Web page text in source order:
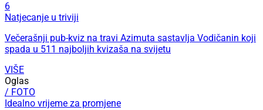
6
Natjecanje u triviji
Večerašnji pub-kviz na travi Azimuta sastavlja Vodičanin koji
spada u 511 najboljih kvizaša na svijetu
VIŠE
Oglas
/ FOTO
Idealno vrijeme za promjene